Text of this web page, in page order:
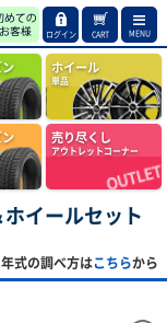
ログイン CART MENU
ホイール
単品
売り尽くし
アウトレットコーナー
イールセット
式の調べ方はこちらから